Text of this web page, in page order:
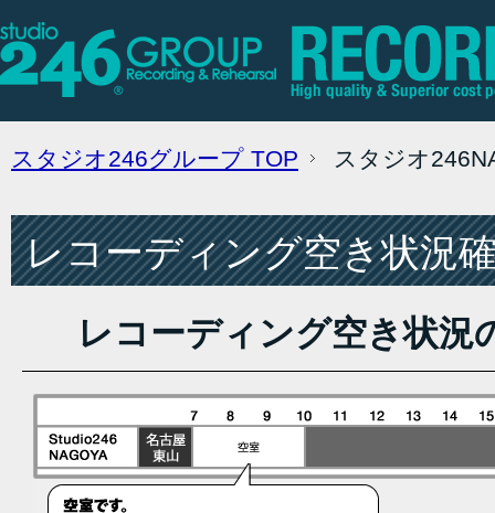
スタジオ246グループ TOP スタジオ
レコーディング空き状況
レコーディング空き状況